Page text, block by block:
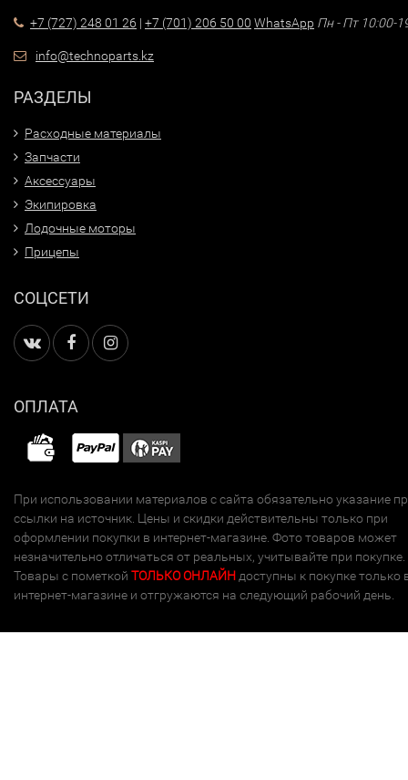
+7 (727) 248 01 26 | +7 (701) 206 50 00 WhatsApp Пн - Пт 10:00-
info@technoparts.kz
РАЗДЕЛЫ
Расходные материалы
Запчасти
Аксессуары
Экипировка
Лодочные моторы
Прицепы
СОЦСЕТИ
ОПЛАТА
При использовании материалов с сайта обязательно указание
ссылки на источник. Цены и скидки действительны только при
оформлении покупки в интернет-магазине. Фото товаров может
незначительно отличаться от реальных, учитывайте при покупке.
Товары с пометкой ТОЛЬКО ОНЛАЙН доступны к покупке только
интернет-магазине и отгружаются на следующий рабочий день.